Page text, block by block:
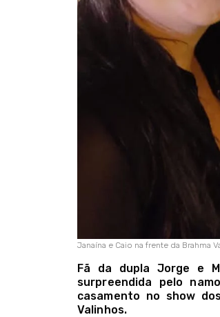
Janaína e Caio na frente da Brahma
Fã da dupla Jorge e
surpreendida pelo
casamento no show
Valinhos.